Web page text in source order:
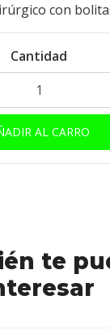
con
Cantidad
te